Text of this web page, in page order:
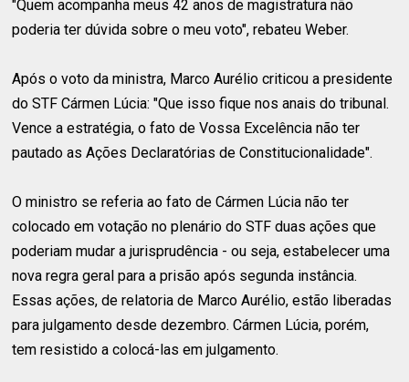
"Quem acompanha meus 42 anos de magistratura não
poderia ter dúvida sobre o meu voto", rebateu Weber.
Após o voto da ministra, Marco Aurélio criticou a presidente
do STF Cármen Lúcia: "Que isso fique nos anais do tribunal.
Vence a estratégia, o fato de Vossa Excelência não ter
pautado as Ações Declaratórias de Constitucionalidade".
O ministro se referia ao fato de Cármen Lúcia não ter
colocado em votação no plenário do STF duas ações que
poderiam mudar a jurisprudência - ou seja, estabelecer uma
nova regra geral para a prisão após segunda instância.
Essas ações, de relatoria de Marco Aurélio, estão liberadas
para julgamento desde dezembro. Cármen Lúcia, porém,
tem resistido a colocá-las em julgamento.